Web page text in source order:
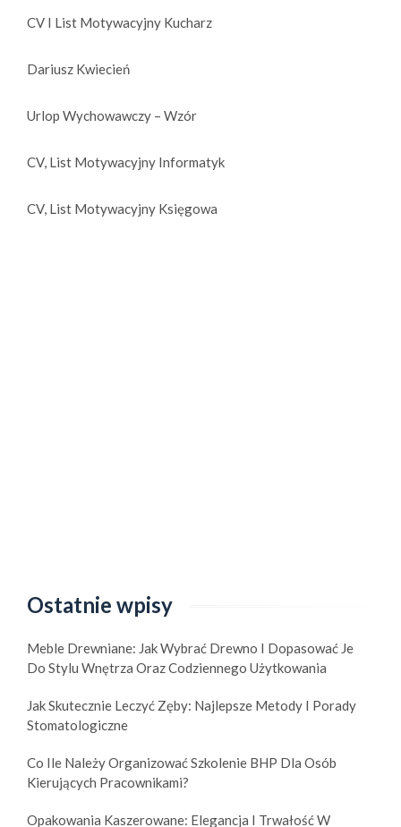
CV I List Motywacyjny Kucharz
Dariusz Kwiecień
Urlop Wychowawczy – Wzór
CV, List Motywacyjny Informatyk
CV, List Motywacyjny Księgowa
Ostatnie wpisy
Meble Drewniane: Jak Wybrać Drewno I Dopasować Je
Do Stylu Wnętrza Oraz Codziennego Użytkowania
Jak Skutecznie Leczyć Zęby: Najlepsze Metody I Porady
Stomatologiczne
Co Ile Należy Organizować Szkolenie BHP Dla Osób
Kierujących Pracownikami?
Opakowania Kaszerowane: Elegancja I Trwałość W